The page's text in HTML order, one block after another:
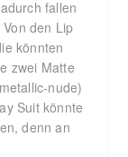
fallen
den Lip
könnten
zwei Matte
nude)
Suit könnte
denn an